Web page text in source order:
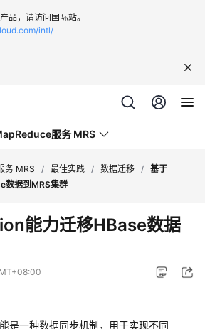
品，请访问国际站。
intl/
服务 MRS
务 MRS / 最佳实践 / 数据迁移 / 基于
数据到MRS集群
能力迁移HBase数据
是一种数据同步机制，用于实现不同